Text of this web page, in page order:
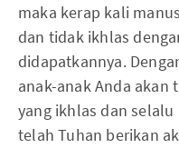
maka kerap kali
dan tidak ikhlas
didapatkannya.
anak-anak Anda akan
yang ikhlas dan selalu
telah Tuhan berikan